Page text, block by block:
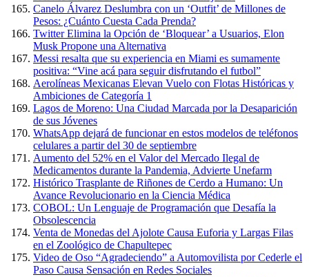
Canelo Álvarez Deslumbra con un ‘Outfit’ de Millones de
Pesos: ¿Cuánto Cuesta Cada Prenda?
Twitter Elimina la Opción de ‘Bloquear’ a Usuarios, Elon
Musk Propone una Alternativa
Messi resalta que su experiencia en Miami es sumamente
positiva: “Vine acá para seguir disfrutando el futbol”
Aerolíneas Mexicanas Elevan Vuelo con Flotas Históricas y
Ambiciones de Categoría 1
Lagos de Moreno: Una Ciudad Marcada por la Desaparición
de sus Jóvenes
WhatsApp dejará de funcionar en estos modelos de teléfonos
celulares a partir del 30 de septiembre
Aumento del 52% en el Valor del Mercado Ilegal de
Medicamentos durante la Pandemia, Advierte Unefarm
Histórico Trasplante de Riñones de Cerdo a Humano: Un
Avance Revolucionario en la Ciencia Médica
COBOL: Un Lenguaje de Programación que Desafía la
Obsolescencia
Venta de Monedas del Ajolote Causa Euforia y Largas Filas
en el Zoológico de Chapultepec
Video de Oso “Agradeciendo” a Automovilista por Cederle el
Paso Causa Sensación en Redes Sociales